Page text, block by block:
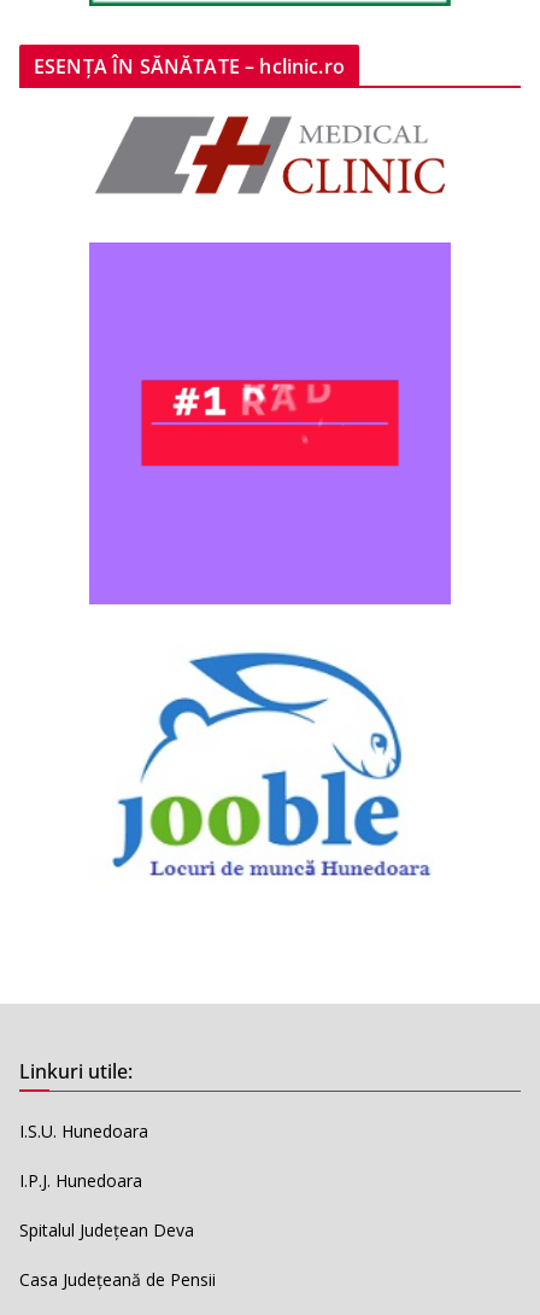
ESENȚA ÎN SĂNĂTATE – hclinic.ro
Linkuri utile:
I.S.U. Hunedoara
I.P.J. Hunedoara
Spitalul Județean Deva
Casa Județeană de Pensii